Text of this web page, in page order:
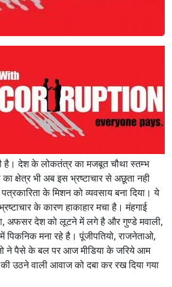
है। देश के लोकतंत्र का मजबूत चौथा स्तम्भ
का क्षेत्र भी अब इस भ्रष्टाचार से अछूता नही
के मिशन को व्यवसाय बना दिया। ये
के कारण हाकाहार मचा है। मंहगाई
अफसर देश को लूटने में लगे है और गुण्डे मवाली,
मना रहे है। पूंजीपतियो, राजनेताओ,
ने पैसे के बल पर आज मीडिया के जरिये आम
उठने वाली आवाज को दबा कर रख दिया गया